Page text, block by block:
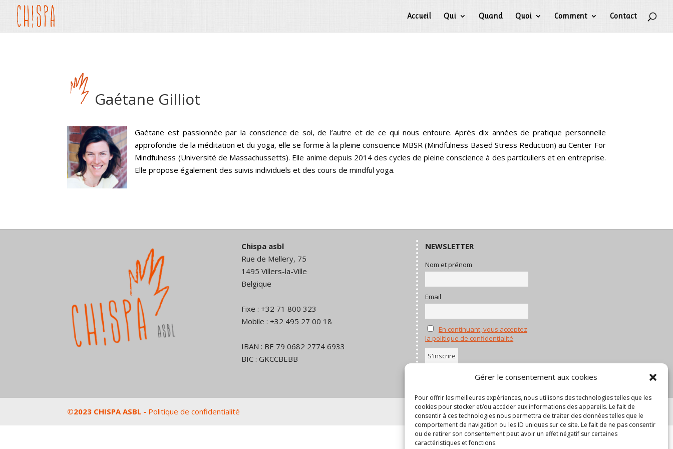
Gérer le consentement aux cookies
Pour offrir les meilleures expériences, nous utilisons des technologies telles que les
cookies pour stocker et/ou accéder aux informations des appareils. Le fait de
consentir à ces technologies nous permettra de traiter des données telles que le
comportement de navigation ou les ID uniques sur ce site. Le fait de ne pas consentir
ou de retirer son consentement peut avoir un effet négatif sur certaines
caractéristiques et fonctions.
Accueil Qui Quand Quoi Comment Contact
Gaétane Gilliot
Gaétane est passionnée par la conscience de soi, de l’autre et de ce qui nous entoure. Après dix années de pratique personnelle
approfondie de la méditation et du yoga, elle se forme à la pleine conscience MBSR (Mindfulness Based Stress Reduction) au Center For
Mindfulness (Université de Massachussetts). Elle anime depuis 2014 des cycles de pleine conscience à des particuliers et en entreprise.
Elle propose également des suivis individuels et des cours de mindful yoga.
Chispa asbl
Rue de Mellery, 75
1495 Villers-la-Ville
Belgique
Fixe : +32 71 800 323
Mobile : +32 495 27 00 18
IBAN : BE 79 0682 2774 6933
BIC : GKCCBEBB
NEWSLETTER
Nom et prénom
Email
En continuant, vous acceptez
la politique de confidentialité
©2023 CHISPA ASBL - Politique de confidentialité